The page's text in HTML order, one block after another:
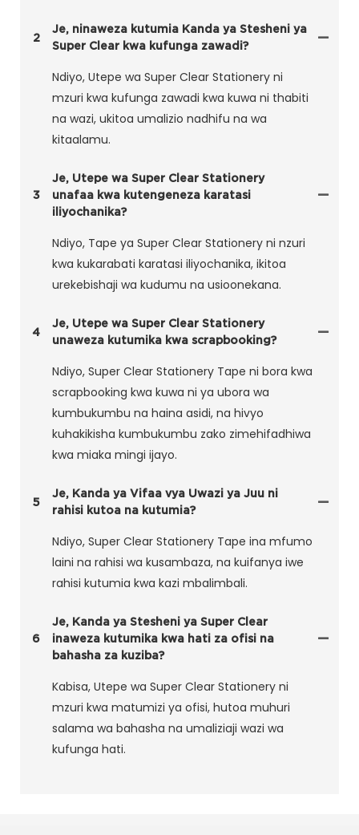
2
Je, ninaweza kutumia Kanda ya Stesheni ya
Super Clear kwa kufunga zawadi?
Ndiyo, Utepe wa Super Clear Stationery ni
mzuri kwa kufunga zawadi kwa kuwa ni thabiti
na wazi, ukitoa umalizio nadhifu na wa
kitaalamu.
3
Je, Utepe wa Super Clear Stationery
unafaa kwa kutengeneza karatasi
iliyochanika?
Ndiyo, Tape ya Super Clear Stationery ni nzuri
kwa kukarabati karatasi iliyochanika, ikitoa
urekebishaji wa kudumu na usioonekana.
4
Je, Utepe wa Super Clear Stationery
unaweza kutumika kwa scrapbooking?
Ndiyo, Super Clear Stationery Tape ni bora kwa
scrapbooking kwa kuwa ni ya ubora wa
kumbukumbu na haina asidi, na hivyo
kuhakikisha kumbukumbu zako zimehifadhiwa
kwa miaka mingi ijayo.
5
Je, Kanda ya Vifaa vya Uwazi ya Juu ni
rahisi kutoa na kutumia?
Ndiyo, Super Clear Stationery Tape ina mfumo
laini na rahisi wa kusambaza, na kuifanya iwe
rahisi kutumia kwa kazi mbalimbali.
6
Je, Kanda ya Stesheni ya Super Clear
inaweza kutumika kwa hati za ofisi na
bahasha za kuziba?
Kabisa, Utepe wa Super Clear Stationery ni
mzuri kwa matumizi ya ofisi, hutoa muhuri
salama wa bahasha na umaliziaji wazi wa
kufunga hati.